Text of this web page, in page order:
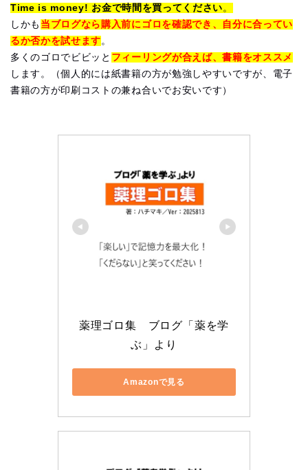
Time is money! お金で時間を買ってください。
しかも 当ブログなら購入前にゴロを確認でき、自分に合ってい
るか否かを試せます。
多くのゴロでビビッと フィーリングが合えば、書籍をオススメ
します。（個人的には紙書籍の方が勉強しやすいですが、電子
書籍の方が印刷コストの兼ね合いでお安いです）
薬理ゴロ集　ブログ「薬を学
ぶ」より
Amazonで見る